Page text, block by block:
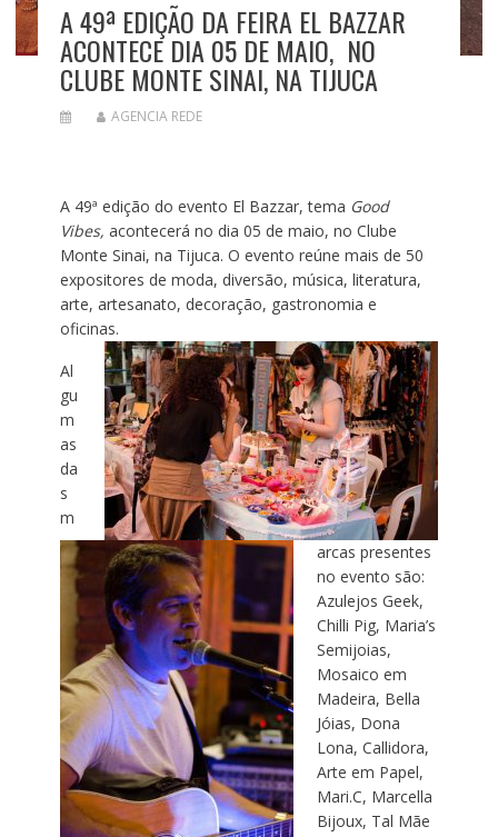
A 49ª EDIÇÃO DA FEIRA EL BAZZAR
ACONTECE DIA 05 DE MAIO, NO
CLUBE MONTE SINAI, NA TIJUCA
AGENCIA REDE
A 49ª edição do evento El Bazzar, tema Good
Vibes, acontecerá no dia 05 de maio, no Clube
Monte Sinai, na Tijuca. O evento reúne mais de 50
expositores de moda, diversão, música, literatura,
arte, artesanato, decoração, gastronomia e
oficinas.
Al
gu
m
as
da
s
m
arcas presentes
no evento são:
Azulejos Geek,
Chilli Pig, Maria’s
Semijoias,
Mosaico em
Madeira, Bella
Jóias, Dona
Lona, Callidora,
Arte em Papel,
Mari.C, Marcella
Bijoux, Tal Mãe